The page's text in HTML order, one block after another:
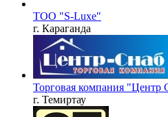
ТОО "S-Luxe"
г. Караганда
Торговая компания "Центр
г. Темиртау